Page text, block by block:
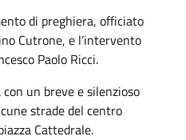
di preghiera, officiato
Cutrone, e l’intervento
Paolo Ricci.
un breve e silenzioso
strade del centro
Cattedrale.